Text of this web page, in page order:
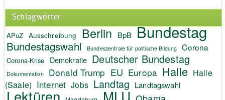
Schlagwörter
APuZ Ausschreibung Berlin BpB Bundestag
Bundestagswahl Bundeszentrale für politische Bildung Corona
Corona-Krise Demokratie Deutscher Bundestag
Dokumentation Donald Trump EU Europa Halle Halle
(Saale) Internet Jobs Landtag Landtagswahl